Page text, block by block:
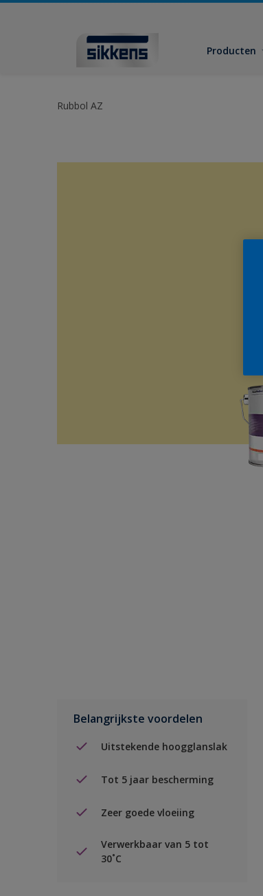
Producten
Rubbol AZ
Belangrijkste voordelen
Uitstekende hoogglanslak
Tot 5 jaar bescherming
Zeer goede vloeiing
Verwerkbaar van 5 tot
30˚C